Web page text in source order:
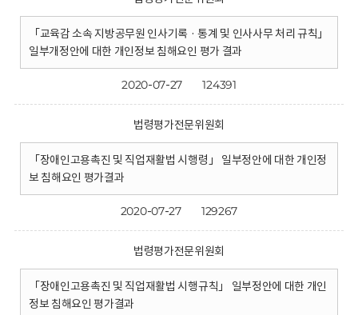
「교육감 소속 지방공무원 인사기록 · 통계 및 인사사무 처리 규칙」
일부개정안에 대한 개인정보 침해요인 평가 결과
2020-07-27 124391
법령평가전문위원회
「장애인고용촉진 및 직업재활법 시행령」 일부정안에 대한 개인정
보 침해요인 평가결과
2020-07-27 129267
법령평가전문위원회
「장애인고용촉진 및 직업재활법 시행규칙」 일부정안에 대한 개인
정보 침해요인 평가결과